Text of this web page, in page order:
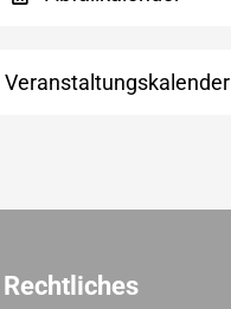
Veranstaltungskalender
Rechtliches